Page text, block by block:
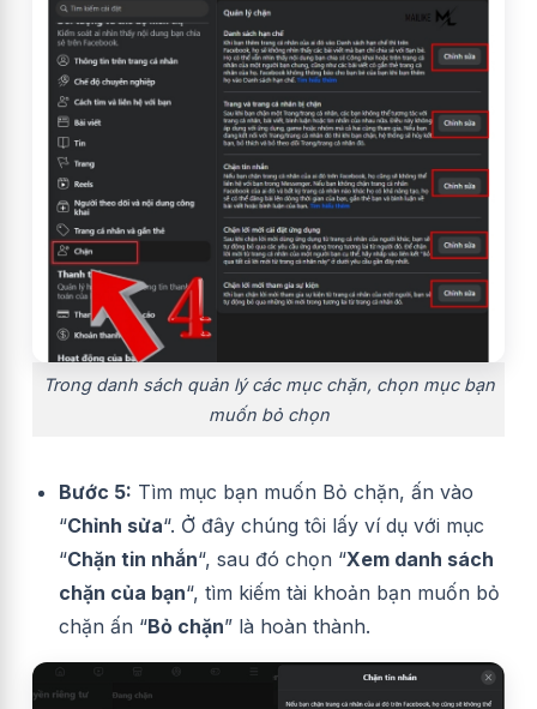
Trong danh sách quản lý các mục chặn, chọn mục bạn
muốn bỏ chọn
Bước 5: Tìm mục bạn muốn Bỏ chặn, ấn vào
“Chỉnh sửa“. Ở đây chúng tôi lấy ví dụ với mục
“Chặn tin nhắn“, sau đó chọn “Xem danh sách
chặn của bạn“, tìm kiếm tài khoản bạn muốn bỏ
chặn ấn “Bỏ chặn” là hoàn thành.